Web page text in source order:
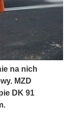
na nich
MZD
DK 91